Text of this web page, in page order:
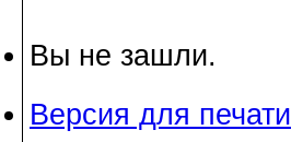
Вы не зашли.
Версия для печати